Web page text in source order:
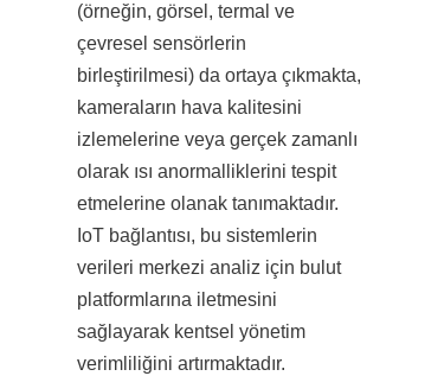
(örneğin, görsel, termal ve
çevresel sensörlerin
birleştirilmesi) da ortaya çıkmakta,
kameraların hava kalitesini
izlemelerine veya gerçek zamanlı
olarak ısı anormalliklerini tespit
etmelerine olanak tanımaktadır.
IoT bağlantısı, bu sistemlerin
verileri merkezi analiz için bulut
platformlarına iletmesini
sağlayarak kentsel yönetim
verimliliğini artırmaktadır.